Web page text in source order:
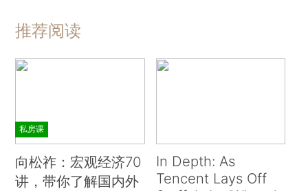
推荐阅读
私房课
向松祚：宏观经济70
讲，带你了解国内外
In Depth: As
Tencent Lays Off